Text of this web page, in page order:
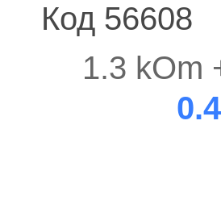
Код 56608
1.3 kOm